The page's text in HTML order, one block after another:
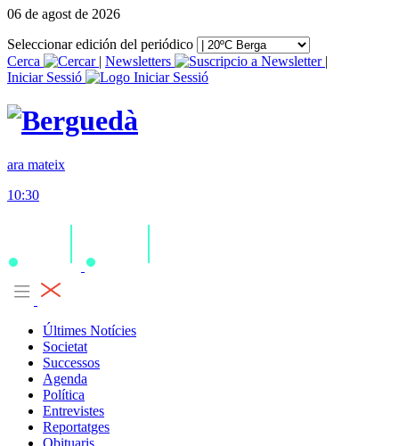
06 de agost de 2026
Seleccionar edición del periódico
Cerca
| Newsletters
|
Iniciar Sessió
ara mateix
10:30
Últimes Notícies
Societat
Successos
Agenda
Política
Entrevistes
Reportatges
Obituaris